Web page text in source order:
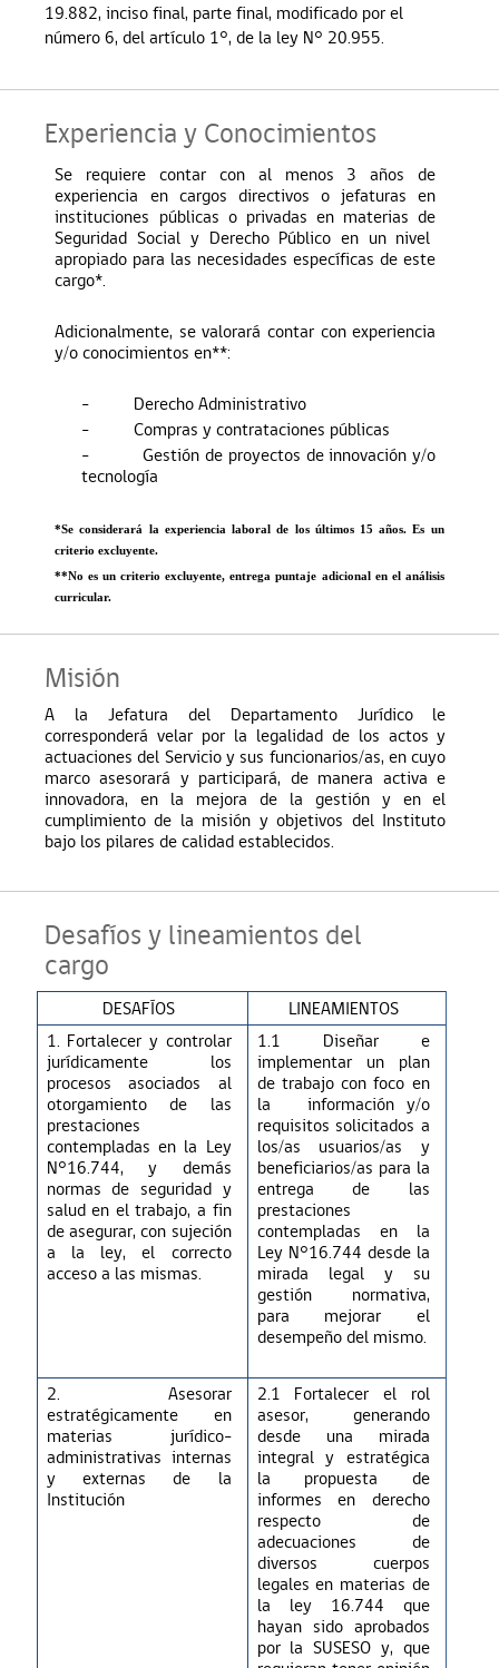
19.882, inciso final, parte final, modificado por el
número 6, del artículo 1°, de la ley N° 20.955.
Experiencia y Conocimientos
Se requiere contar con al menos 3 años de
experiencia en cargos directivos o jefaturas en
instituciones públicas o privadas en materias de
Seguridad Social y Derecho Público en un nivel
apropiado para las necesidades específicas de este
cargo*.
Adicionalmente, se valorará contar con experiencia
y/o conocimientos en**:
-
Derecho Administrativo
-
Compras y contrataciones públicas
-
Gestión de proyectos de innovación y/o
tecnología
*Se considerará la experiencia laboral de los últimos 15 años. Es un
criterio excluyente.
**No es un criterio excluyente, entrega puntaje adicional en el análisis
curricular.
Misión
A la Jefatura del Departamento Jurídico le
corresponderá velar por la legalidad de los actos y
actuaciones del Servicio y sus funcionarios/as, en cuyo
marco asesorará y participará, de manera activa e
innovadora, en la mejora de la gestión y en el
cumplimiento de la misión y objetivos del Instituto
bajo los pilares de calidad establecidos.
Desafíos y lineamientos del
cargo
DESAFÍOS
LINEAMIENTOS
1. Fortalecer y controlar
jurídicamente los
procesos asociados al
otorgamiento de las
prestaciones
contempladas en la Ley
N°16.744, y demás
normas de seguridad y
salud en el trabajo, a fin
de asegurar, con sujeción
a la ley, el correcto
acceso a las mismas.
1.1 Diseñar e
implementar un plan
de trabajo con foco en
la información y/o
requisitos solicitados a
los/as usuarios/as y
beneficiarios/as para la
entrega de las
prestaciones
contempladas en la
Ley N°16.744 desde la
mirada legal y su
gestión normativa,
para mejorar el
desempeño del mismo.
2. Asesorar
estratégicamente en
materias jurídico-
administrativas internas
y externas de la
Institución
2.1 Fortalecer el rol
asesor, generando
desde una mirada
integral y estratégica
la propuesta de
informes en derecho
respecto de
adecuaciones de
diversos cuerpos
legales en materias de
la ley 16.744 que
hayan sido aprobados
por la SUSESO y, que